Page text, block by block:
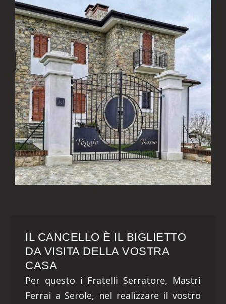
IL CANCELLO È IL BIGLIETTO
DA VISITA DELLA VOSTRA
CASA
Per questo i Fratelli Serratore, Mastri
Ferrai a Serole, nel realizzare il vostro